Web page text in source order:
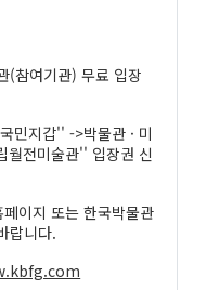
참여기관) 무료 입장
지갑'' ->박물관 · 미
월전미술관'' 입장권 신
이지 또는 한국박물관
랍니다.